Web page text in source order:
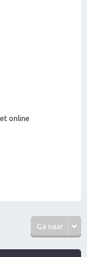
online
Ga naar